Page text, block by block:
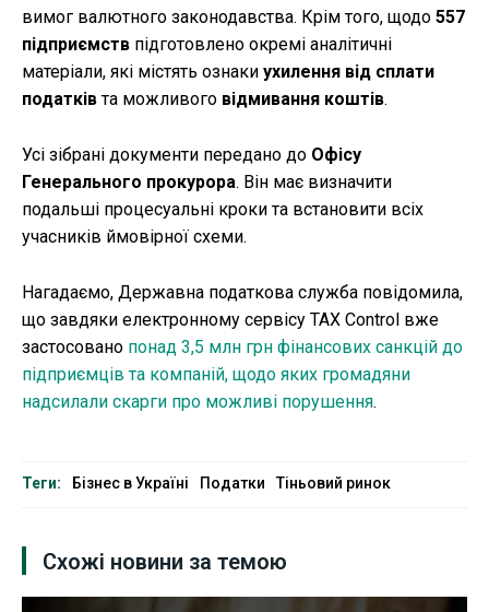
вимог валютного законодавства. Крім того, щодо 557
підприємств підготовлено окремі аналітичні
матеріали, які містять ознаки ухилення від сплати
податківта можливого відмивання коштів.
Усі зібрані документи передано до Офісу
Генерального прокурора. Він має визначити
подальші процесуальні кроки та встановити всіх
учасників ймовірної схеми.
Нагадаємо, Державна податкова служба повідомила,
що завдяки електронному сервісу TAX Control вже
застосовано понад 3,5 млн грн фінансових санкцій до
підприємців та компаній, щодо яких громадяни
надсилали скарги про можливі порушення.
Теги: Бізнес в Україні Податки Тіньовий ринок
Схожі новини за темою